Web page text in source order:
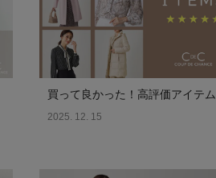
買って良かった！高評価アイテム
2025. 12. 15